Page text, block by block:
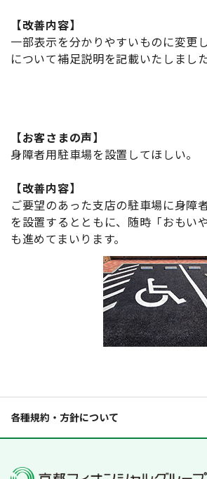
【改善内容】
一部表示を分かりやすいものに変更
について補足説明を記載いたしました
【お客さまの声】
身障者用駐車場を設置してほしい。
【改善内容】
ご要望のあった支店の駐車場に身障
を設置するとともに、随時「おもい
も進めてまいります。
各種規約・方針について